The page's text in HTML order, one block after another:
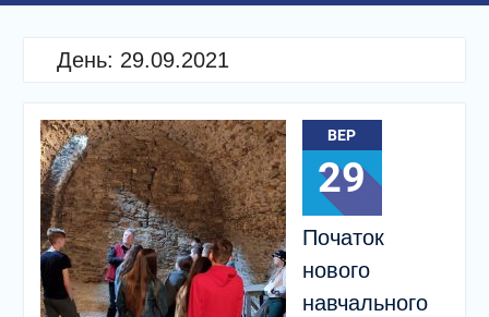
День: 29.09.2021
ВЕР
29
Початок
нового
навчального